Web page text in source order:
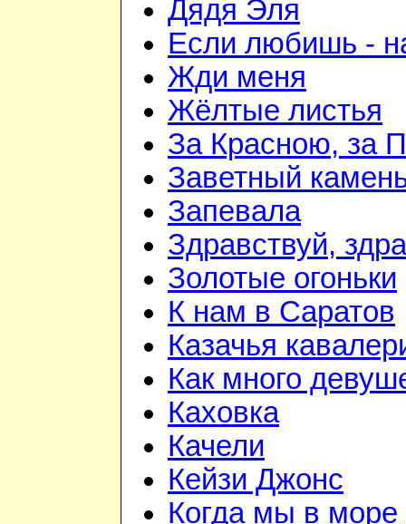
Дядя Эля
Если любишь -
Жди меня
Жёлтые листья
За Красною, за
Заветный
Запевала
Здравствуй,
Золотые огоньки
К нам в Саратов
Казачья
Как много
Каховка
Качели
Кейзи Джонс
Когда мы в море